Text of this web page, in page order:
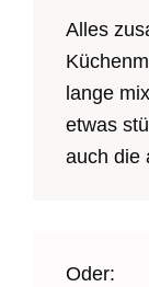
Alles
lange
etwas
auch die
Oder: